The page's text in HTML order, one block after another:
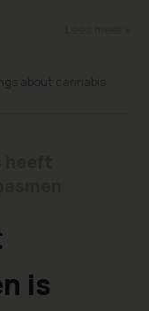
about cannabis
is